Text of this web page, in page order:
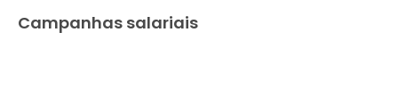
Campanhas salariais